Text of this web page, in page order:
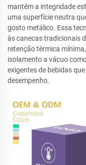
mantém a integridade
uma superfície neutra
gosto metálico. Essa
às canecas tradicionais
retenção térmica
isolamento a vácuo
exigentes de bebidas
desempenho.